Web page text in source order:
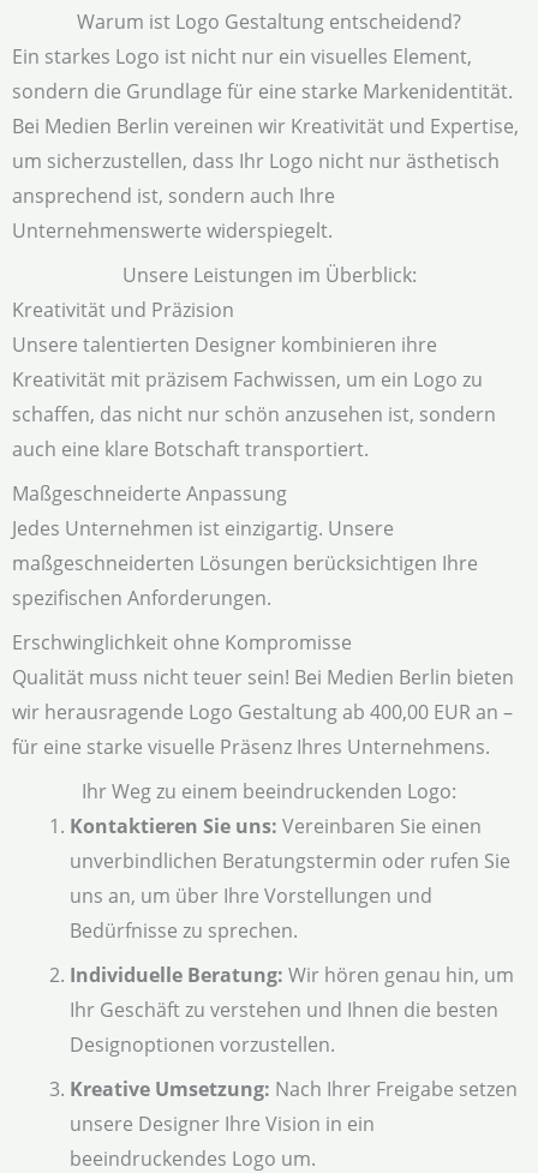
Warum ist Logo Gestaltung entscheidend?
Ein starkes Logo ist nicht nur ein visuelles Element,
sondern die Grundlage für eine starke Markenidentität.
Bei Medien Berlin vereinen wir Kreativität und Expertise,
um sicherzustellen, dass Ihr Logo nicht nur ästhetisch
ansprechend ist, sondern auch Ihre
Unternehmenswerte widerspiegelt.
Unsere Leistungen im Überblick:
Kreativität und Präzision
Unsere talentierten Designer kombinieren ihre
Kreativität mit präzisem Fachwissen, um ein Logo zu
schaffen, das nicht nur schön anzusehen ist, sondern
auch eine klare Botschaft transportiert.
Maßgeschneiderte Anpassung
Jedes Unternehmen ist einzigartig. Unsere
maßgeschneiderten Lösungen berücksichtigen Ihre
spezifischen Anforderungen.
Erschwinglichkeit ohne Kompromisse
Qualität muss nicht teuer sein! Bei Medien Berlin bieten
wir herausragende Logo Gestaltung ab 400,00 EUR an –
für eine starke visuelle Präsenz Ihres Unternehmens.
Ihr Weg zu einem beeindruckenden Logo:
Kontaktieren Sie uns: Vereinbaren Sie einen
unverbindlichen Beratungstermin oder rufen Sie
uns an, um über Ihre Vorstellungen und
Bedürfnisse zu sprechen.
Individuelle Beratung: Wir hören genau hin, um
Ihr Geschäft zu verstehen und Ihnen die besten
Designoptionen vorzustellen.
Kreative Umsetzung: Nach Ihrer Freigabe setzen
unsere Designer Ihre Vision in ein
beeindruckendes Logo um.